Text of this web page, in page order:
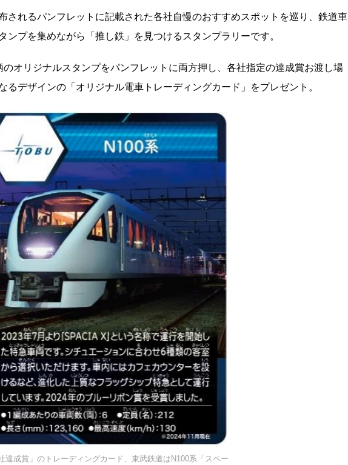
されるパンフレットに記載された各社自慢のおすすめスポットを巡り、鉄道車
ンプを集めながら「推し鉄」を見つけるスタンプラリーです。
オリジナルスタンプをパンフレットに両方押し、各社指定の達成賞お渡し場
るデザインの「オリジナル電車トレーディングカード」をプレゼント。
達成賞」のトレーディングカード、東武鉄道はN100系「スペー